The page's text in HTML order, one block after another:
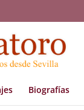
Biografías